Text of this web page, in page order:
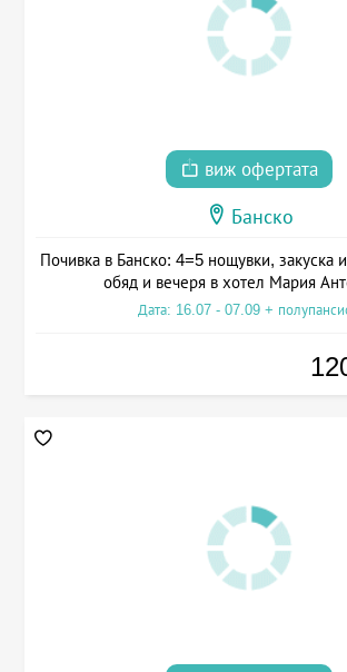
виж офертата
Банско
Почивка в Банско: 4=5 нощувки, закуска
обяд и вечеря в хотел Мария
Дата: 16.07 - 07.09 +